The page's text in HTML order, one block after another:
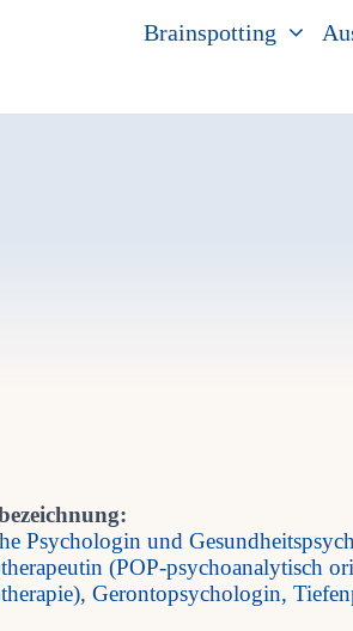
Brainspotting
Psychologin und
(POP-psychoanalytisch
Gerontopsychologin,